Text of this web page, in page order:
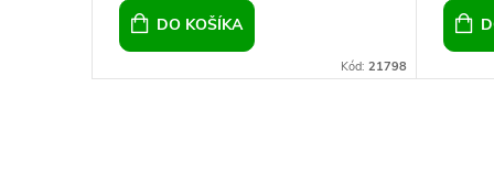
DO KOŠÍKA
Kód: 21798